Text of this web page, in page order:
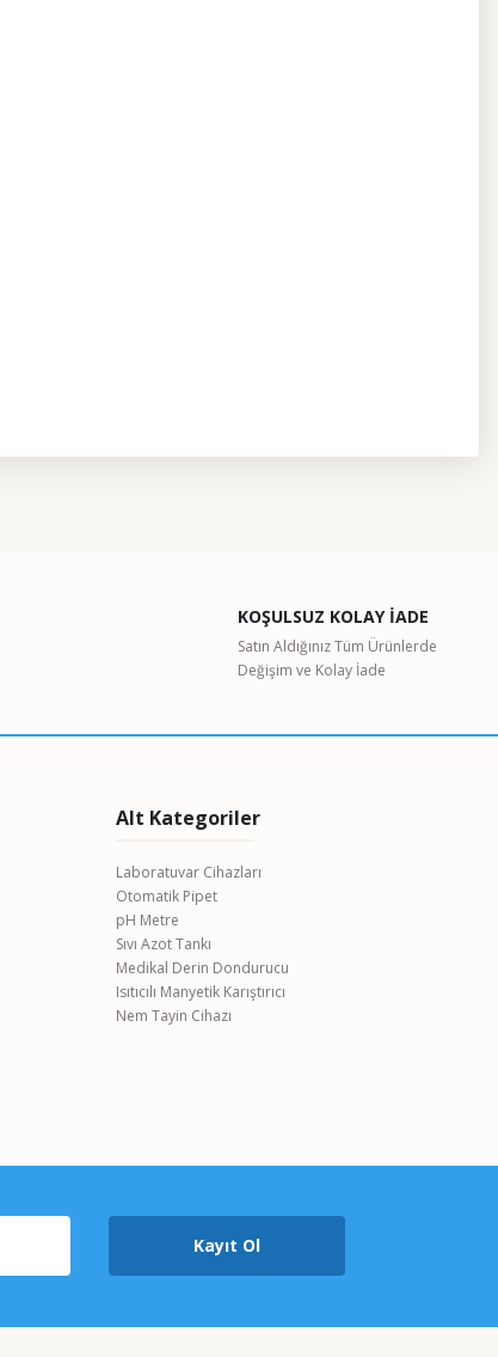
KOŞULSUZ KOLAY İADE
Satın Aldığınız Tüm Ürünlerde
Değişim ve Kolay İade
Alt Kategoriler
Laboratuvar Cihazları
Otomatik Pipet
pH Metre
Sıvı Azot Tankı
Medikal Derin Dondurucu
Isıtıcılı Manyetik Karıştırıcı
Nem Tayin Cihazı
Kayıt Ol